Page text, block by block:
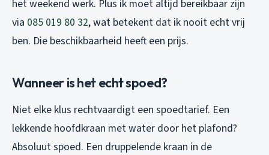
het weekend werk. Plus ik moet altijd bereikbaar zijn
via 085 019 80 32, wat betekent dat ik nooit echt vrij
ben. Die beschikbaarheid heeft een prijs.
Wanneer is het echt spoed?
Niet elke klus rechtvaardigt een spoedtarief. Een
lekkende hoofdkraan met water door het plafond?
Absoluut spoed. Een druppelende kraan in de